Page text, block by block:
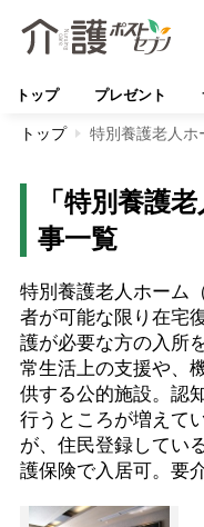
トップ プレゼント
トップ 特別養護老人ホ
「特別養護
事一覧
特別養護老人ホーム
者が可能な限り在宅
護が必要な方の入所
常生活上の支援や、
供する公的施設。認
行うところが増えて
が、住民登録してい
護保険で入居可。要